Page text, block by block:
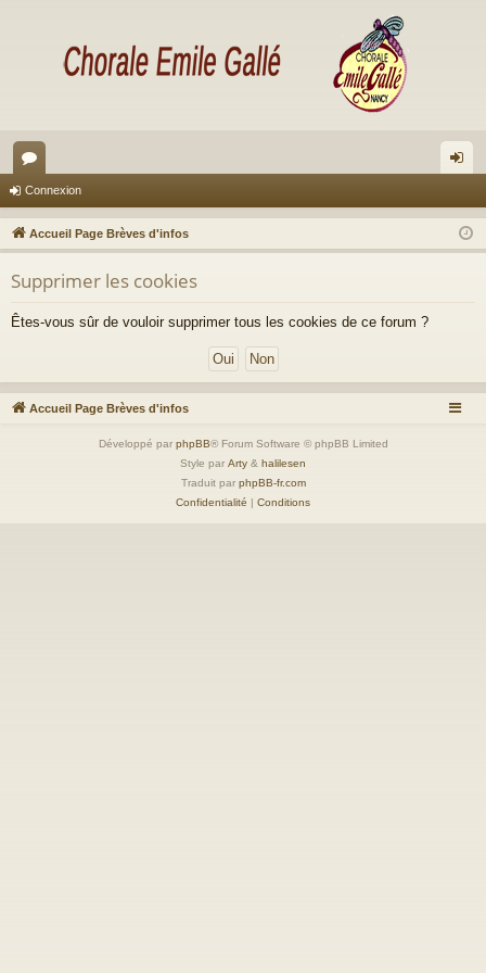
or
u
m
s
ne
xi
Connexion
Accueil Page Brèves d'infos
Supprimer les cookies
Êtes-vous sûr de vouloir supprimer tous les cookies de ce forum ?
Accueil Page Brèves d'infos
Développé par phpBB® Forum Software © phpBB Limited
Style par Arty & halilesen
Traduit par phpBB-fr.com
Confidentialité | Conditions